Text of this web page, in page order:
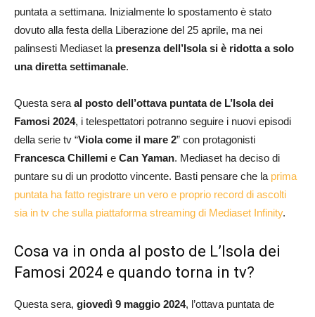
puntata a settimana. Inizialmente lo spostamento è stato
dovuto alla festa della Liberazione del 25 aprile, ma nei
palinsesti Mediaset la presenza dell’Isola si è ridotta a solo
una diretta settimanale.
Questa sera al posto dell’ottava puntata de L’Isola dei
Famosi 2024, i telespettatori potranno seguire i nuovi episodi
della serie tv “Viola come il mare 2” con protagonisti
Francesca Chillemi e Can Yaman. Mediaset ha deciso di
puntare su di un prodotto vincente. Basti pensare che la prima
puntata ha fatto registrare un vero e proprio record di ascolti
sia in tv che sulla piattaforma streaming di Mediaset Infinity.
Cosa va in onda al posto de L’Isola dei
Famosi 2024 e quando torna in tv?
Questa sera, giovedì 9 maggio 2024, l’ottava puntata de